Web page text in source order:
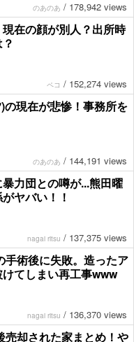
のあのあ / 178,942 views
在の顔が別人？出所時
ペコ / 152,274 views
現在が悲惨！事務所を
のあのあ / 144,191 views
力団との噂が...熊田曜
ヤバい！！
nagai ritsu / 137,375 views
術後に失敗。造ったア
てしまい再工事www
nagai ritsu / 136,370 views
売却された家まとめ！や